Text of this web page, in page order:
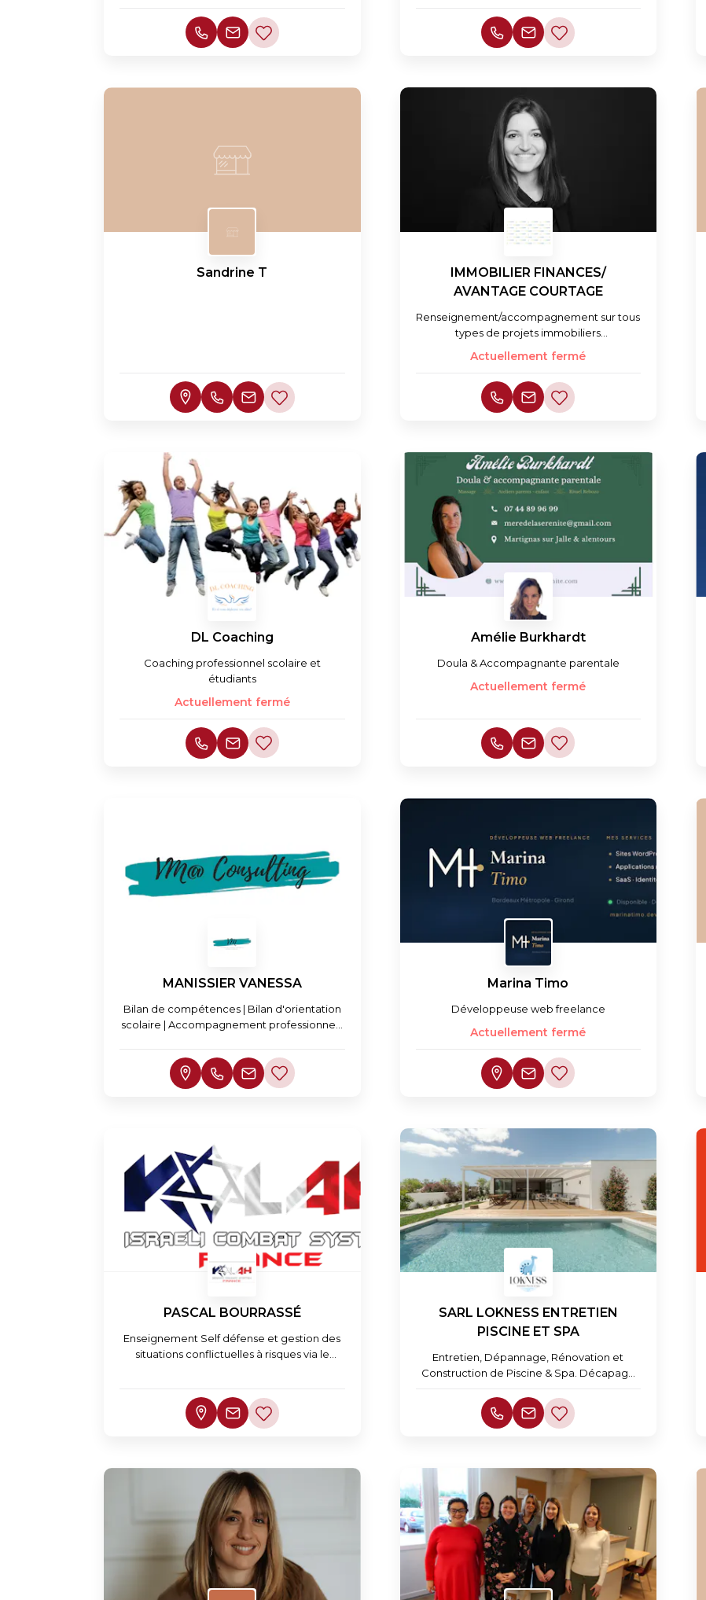
Sandrine T
IMMOBILIER FINANCES/
AVANTAGE COURTAGE
Renseignement/accompagnement sur tous
types de projets immobiliers
(recherche/prêt/defiscalisation)
Actuellement fermé
DL Coaching
Coaching professionnel scolaire et
étudiants
Actuellement fermé
Amélie Burkhardt
Doula & Accompagnante parentale
Actuellement fermé
MANISSIER VANESSA
Bilan de compétences | Bilan d'orientation
scolaire | Accompagnement professionnel |
Marina Timo
Développeuse web freelance
Actuellement fermé
PASCAL BOURRASSÉ
Enseignement Self défense et gestion des
situations conflictuelles à risques via le
SARL LOKNESS ENTRETIEN
PISCINE ET SPA
Entretien, Dépannage, Rénovation et
Construction de Piscine & Spa. Décapage